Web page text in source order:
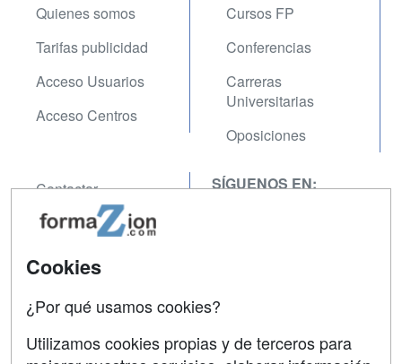
Quienes somos
Tarifas publicidad
Acceso Usuarios
Acceso Centros
Cursos FP
Conferencias
Carreras
Universitarias
Oposiciones
Contactar
Confidencialidad
Aviso legal
SÍGUENOS EN:
Cookies
¿Por qué usamos cookies?
Utilizamos cookies propias y de terceros para